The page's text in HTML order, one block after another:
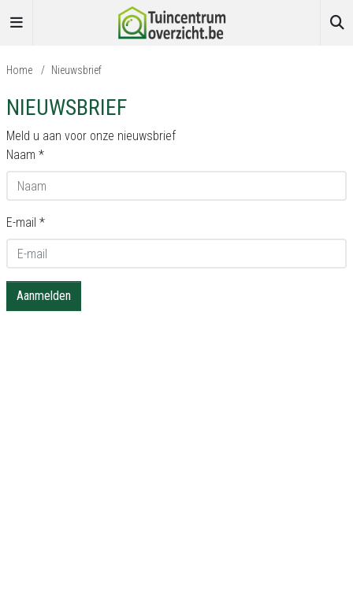
Home / Nieuwsbrief
NIEUWSBRIEF
Meld u aan voor onze nieuwsbrief
Naam *
E-mail *
Aanmelden